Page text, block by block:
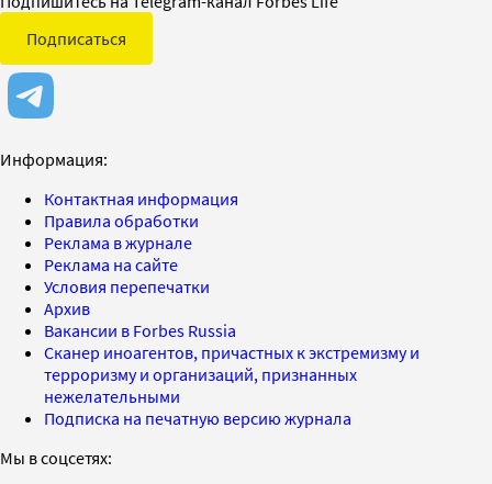
Подписаться
Информация:
Контактная информация
Правила обработки
Реклама в журнале
Реклама на сайте
Условия перепечатки
Архив
Вакансии в Forbes Russia
Сканер иноагентов, причастных к экстремизму и
терроризму и организаций, признанных
нежелательными
Подписка на печатную версию журнала
Мы в соцсетях: